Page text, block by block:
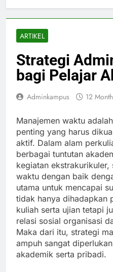
ARTIKEL
Strategi
bagi Pelajar
Adminkampus 12
Manajemen waktu
penting yang harus
aktif. Dalam alam
berbagai tuntutan
kegiatan
waktu dengan baik
utama untuk mencapai
tidak hanya dihadapkan
kuliah serta ujian tetapi
relasi sosial organisasi
Maka dari itu, strategi
ampuh sangat
akademik serta pribadi.